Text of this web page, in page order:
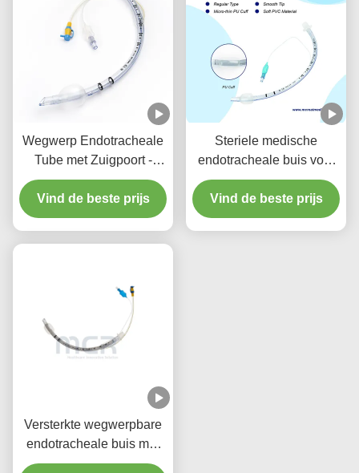
Wegwerp Endotracheale
Tube met Zuigpoort -
DEHP-vrij Transparant
PVC voor Vijf Jaar
Kwaliteitsgarantie
Vind de beste prijs
Steriele medische
endotracheale buis voor
alle maten met CE ISO
Vind de beste prijs
Versterkte wegwerpbare
endotracheale buis met
zuigpoort micro dunne